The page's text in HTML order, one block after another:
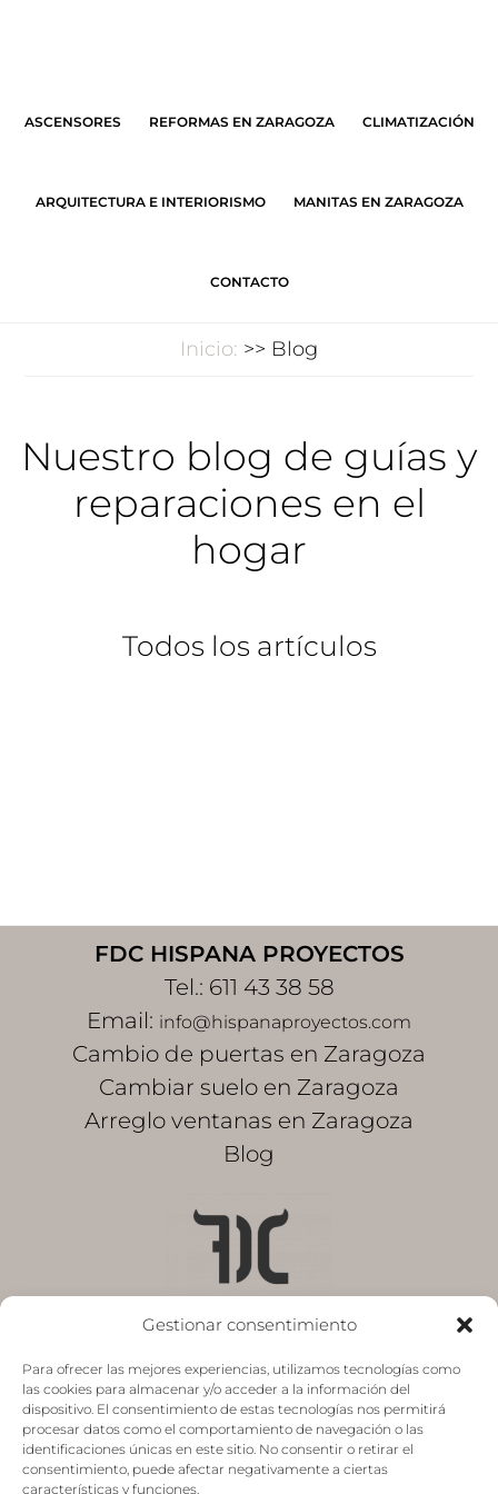
Gestionar consentimiento
Para ofrecer las mejores experiencias, utilizamos tecnologías como
las cookies para almacenar y/o acceder a la información del
dispositivo. El consentimiento de estas tecnologías nos permitirá
procesar datos como el comportamiento de navegación o las
identificaciones únicas en este sitio. No consentir o retirar el
consentimiento, puede afectar negativamente a ciertas
características y funciones.
página
ASCENSORES REFORMAS EN ZARAGOZA CLIMATIZACIÓN
ARQUITECTURA E INTERIORISMO MANITAS EN ZARAGOZA
CONTACTO
Inicio: >> Blog
Nuestro blog de guías y
reparaciones en el
hogar
Todos los artículos
FDC HISPANA PROYECTOS
Tel.: 611 43 38 58
Email: info@hispanaproyectos.com
Cambio de puertas en Zaragoza
Cambiar suelo en Zaragoza
Arreglo ventanas en Zaragoza
Blog
Aviso legal
Política de privacidad